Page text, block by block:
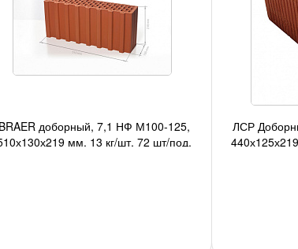
BRAER доборный, 7,1 НФ М100-125,
мм, 13 кг/шт, 72 шт/под,
ЛСР